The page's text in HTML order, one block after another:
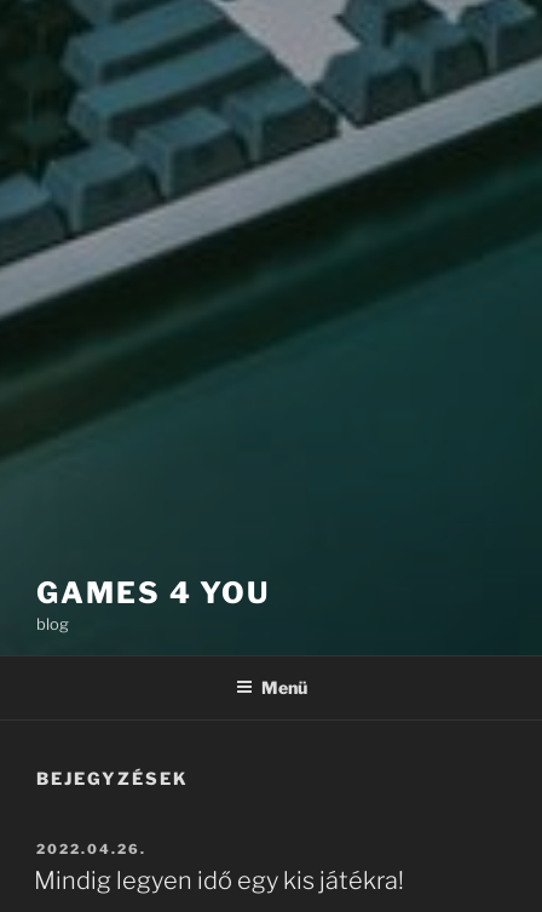
GAMES 4 YOU
blog
Menü
BEJEGYZÉSEK
BEKÜLDVE:
2022.04.26.
Mindig legyen idő egy kis játékra!